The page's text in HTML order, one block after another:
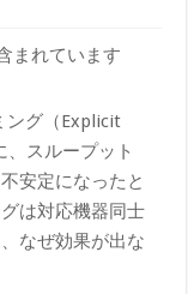
まれています
ング（Explicit
スループット
安定になったと
は対応機器同士
なぜ効果が出な